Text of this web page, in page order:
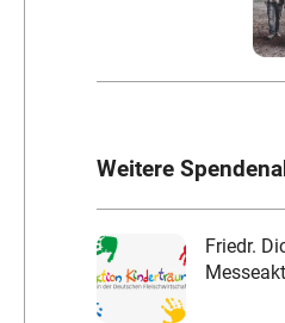
Weitere
Friedr.